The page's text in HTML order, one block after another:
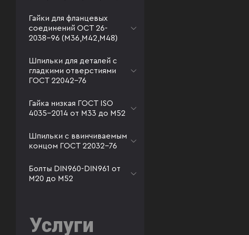
Гайки для фланцевых
соединений ОСТ 26-
2038-96 (М36,М42,М48)
Шпильки для деталей с
гладкими отверстиями
ГОСТ 22042-76
Гайка низкая ГОСТ ISO
4035-2014 от М33 до М52
Шпильки с ввинчиваемым
концом ГОСТ 22032-76
Болты DIN960-DIN961 от
М20 до М52
Услуги